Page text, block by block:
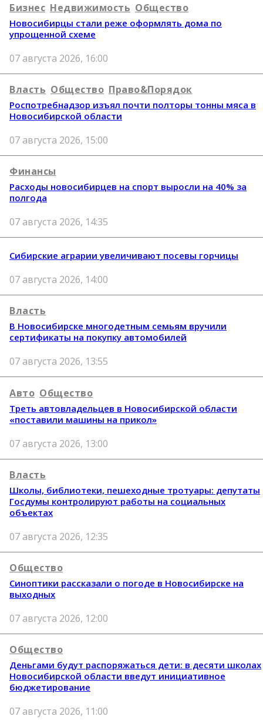
Бизнес Недвижимость Общество
Новосибирцы стали реже оформлять дома по
упрощенной схеме
07 августа 2026, 16:00
Власть Общество Право&Порядок
Роспотребнадзор изъял почти полторы тонны мяса в
Новосибирской области
07 августа 2026, 15:00
Финансы
Расходы новосибирцев на спорт выросли на 40% за
полгода
07 августа 2026, 14:35
Сибирские аграрии увеличивают посевы горчицы
07 августа 2026, 14:00
Власть
В Новосибирске многодетным семьям вручили
сертификаты на покупку автомобилей
07 августа 2026, 13:55
Авто Общество
Треть автовладельцев в Новосибирской области
«поставили машины на прикол»
07 августа 2026, 13:00
Власть
Школы, библиотеки, пешеходные тротуары: депутаты
Госдумы контролируют работы на социальных
объектах
07 августа 2026, 12:35
Общество
Синоптики рассказали о погоде в Новосибирске на
выходных
07 августа 2026, 12:00
Общество
Деньгами будут распоряжаться дети: в десяти школах
Новосибирской области введут инициативное
бюджетирование
07 августа 2026, 11:00